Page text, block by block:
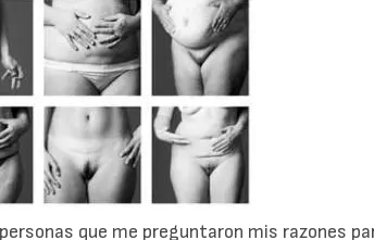
que me preguntaron mis razones